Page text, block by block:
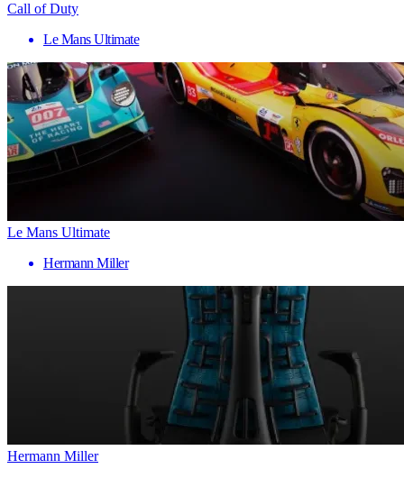
Call of Duty
Le Mans Ultimate
Le Mans Ultimate
Hermann Miller
Hermann Miller